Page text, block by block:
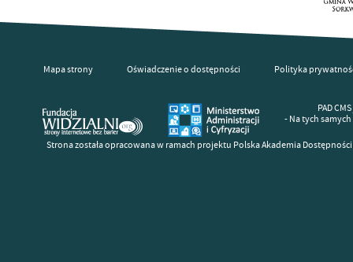
Mapa strony Oświadczenie o dostępności Polityka
PAD
- Na tych
Strona została opracowana w ramach projektu Polska Akademia